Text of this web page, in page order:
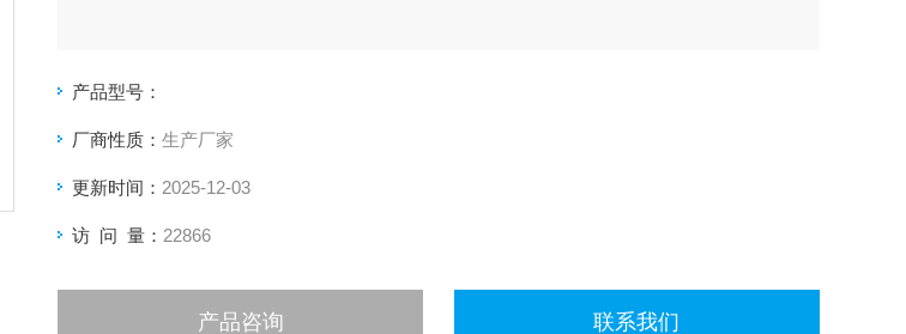
产品型号：
厂商性质： 生产厂家
更新时间： 2025-12-03
访 问 量： 22866
产品咨询 联系我们